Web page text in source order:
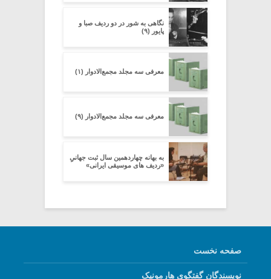
نگاهی به شور در دو ردیف صبا و
پایور (۹)
معرفی سه مجلد مجمع‌الادوار (۱)
معرفی سه مجلد مجمع‌الادوار (۹)
به بهانه چهاردهمین سال ثبت جهانیِِ
«ردیف های موسیقی ایرانی»
صفحه نخست
نویسندگان گفتگوی هارمونیک